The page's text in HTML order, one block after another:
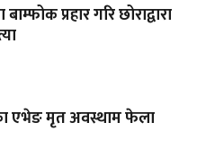
प्रहार गरि छोराद्वारा
एभेङ मृत अवस्थाम फेला